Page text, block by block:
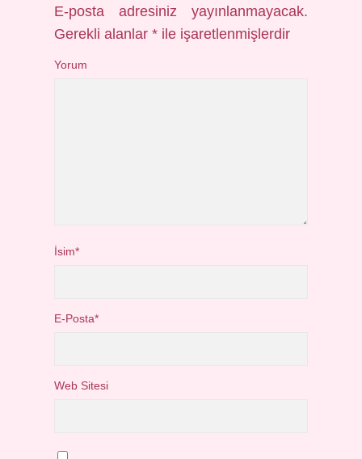
E-posta adresiniz yayınlanmayacak.
Gerekli alanlar* ile işaretlenmişlerdir
Yorum
İsim*
E-Posta*
Web Sitesi